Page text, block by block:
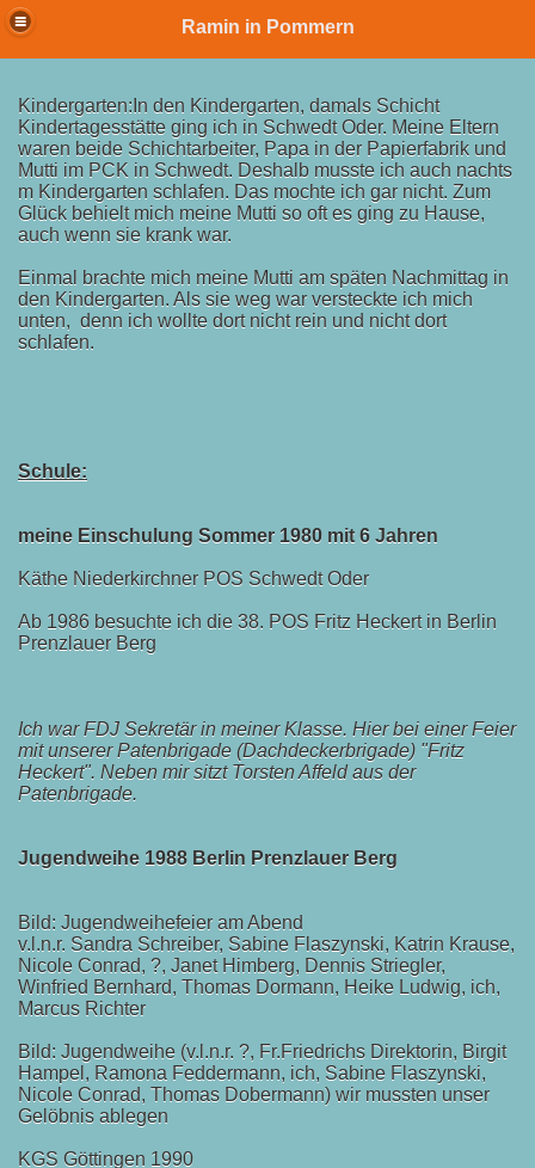
Ramin in Pommern
Kindergarten:In den Kindergarten, damals Schicht
Kindertagesstätte ging ich in Schwedt Oder. Meine Eltern
waren beide Schichtarbeiter, Papa in der Papierfabrik und
Mutti im PCK in Schwedt. Deshalb musste ich auch nachts
m Kindergarten schlafen. Das mochte ich gar nicht. Zum
Glück behielt mich meine Mutti so oft es ging zu Hause,
auch wenn sie krank war.
Einmal brachte mich meine Mutti am späten Nachmittag in
den Kindergarten. Als sie weg war versteckte ich mich
unten, denn ich wollte dort nicht rein und nicht dort
schlafen.
Schule:
meine Einschulung Sommer 1980 mit 6 Jahren
Käthe Niederkirchner POS Schwedt Oder
Ab 1986 besuchte ich die 38. POS Fritz Heckert in Berlin
Prenzlauer Berg
Ich war FDJ Sekretär in meiner Klasse. Hier bei einer Feier
mit unserer Patenbrigade (Dachdeckerbrigade) "Fritz
Heckert". Neben mir sitzt Torsten Affeld aus der
Patenbrigade.
Jugendweihe 1988 Berlin Prenzlauer Berg
Bild: Jugendweihefeier am Abend
v.l.n.r. Sandra Schreiber, Sabine Flaszynski, Katrin Krause,
Nicole Conrad, ?, Janet Himberg, Dennis Striegler,
Winfried Bernhard, Thomas Dormann, Heike Ludwig, ich,
Marcus Richter
Bild: Jugendweihe (v.l.n.r. ?, Fr.Friedrichs Direktorin, Birgit
Hampel, Ramona Feddermann, ich, Sabine Flaszynski,
Nicole Conrad, Thomas Dobermann) wir mussten unser
Gelöbnis ablegen
KGS Göttingen 1990